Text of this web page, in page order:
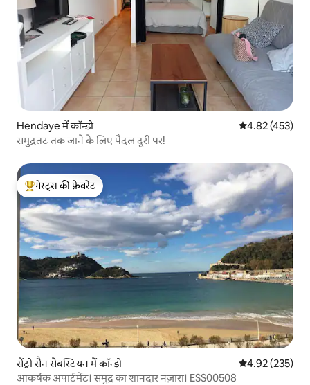
Hendaye में कॉन्डो औसत रेटिंग 5 में से
4.82 (453)
समुद्रतट तक जाने के लिए पैदल दूरी पर!
गेस्ट्स का टॉप फ़ेवरेट
गेस्ट्स की फ़ेवरेट
सेंट्रो सैन सेबस्टियन में कॉन्डो औसत रेटिंग 5 में से
4.92 (235)
आकर्षक अपार्टमेंट। समुद्र का शानदार नज़ारा। ESS00508